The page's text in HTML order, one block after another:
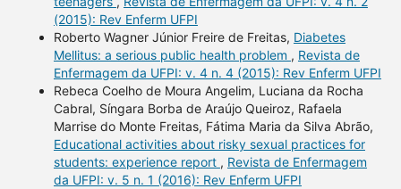
(2015): Rev Enferm UFPI
Roberto Wagner Júnior Freire de Freitas, Diabetes
Mellitus: a serious public health problem , Revista de
Enfermagem da UFPI: v. 4 n. 4 (2015): Rev Enferm UFPI
Rebeca Coelho de Moura Angelim, Luciana da Rocha
Cabral, Síngara Borba de Araújo Queiroz, Rafaela
Marrise do Monte Freitas, Fátima Maria da Silva Abrão,
Educational activities about risky sexual practices for
students: experience report , Revista de Enfermagem
da UFPI: v. 5 n. 1 (2016): Rev Enferm UFPI